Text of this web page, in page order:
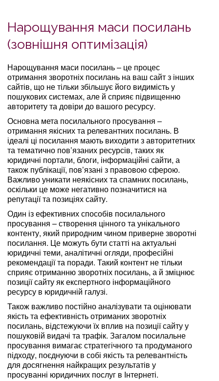
Нарощування маси посилань
(зовнішня оптимізація)
Нарощування маси посилань – це процес
отримання зворотніх посилань на ваш сайт з інших
сайтів, що не тільки збільшує його видимість у
пошукових системах, але й сприяє підвищенню
авторитету та довіри до вашого ресурсу.
Основна мета посилального просування –
отримання якісних та релевантних посилань. В
ідеалі ці посилання мають виходити з авторитетних
та тематично пов’язаних ресурсів, таких як
юридичні портали, блоги, інформаційні сайти, а
також публікації, пов’язані з правовою сферою.
Важливо уникати неякісних та спамних посилань,
оскільки це може негативно позначитися на
репутації та позиціях сайту.
Один із ефективних способів посилального
просування – створення цінного та унікального
контенту, який природним чином приверне зворотні
посилання. Це можуть бути статті на актуальні
юридичні теми, аналітичні огляди, професійні
рекомендації та поради. Такий контент не тільки
сприяє отриманню зворотніх посилань, а й зміцнює
позиції сайту як експертного інформаційного
ресурсу в юридичній галузі.
Також важливо постійно аналізувати та оцінювати
якість та ефективність отриманих зворотніх
посилань, відстежуючи їх вплив на позиції сайту у
пошуковій видачі та трафік. Загалом посилальне
просування вимагає стратегічного та продуманого
підходу, поєднуючи в собі якість та релевантність
для досягнення найкращих результатів у
просуванні юридичних послуг в Інтернеті.